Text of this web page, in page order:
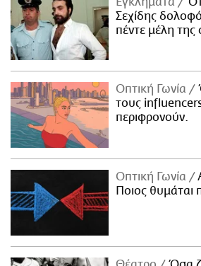
Σεχίδης
πέντε μέλη της
Οπτική Γωνία
τους
περιφρονούν.
Οπτική Γωνία
Ποιος θυμάται